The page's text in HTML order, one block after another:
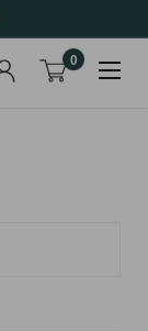
0